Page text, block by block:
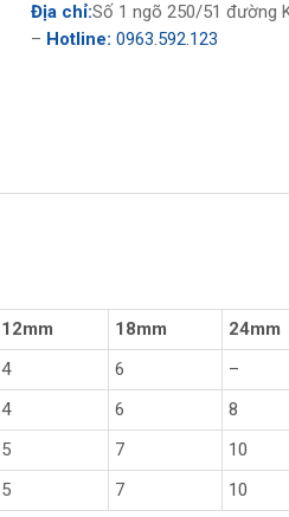
Địa chỉ:Số 1 ngõ 250/51 đường
– Hotline: 0963.592.123
12mm 18mm 24mm
4 6 –
4 6 8
5 7 10
5 7 10